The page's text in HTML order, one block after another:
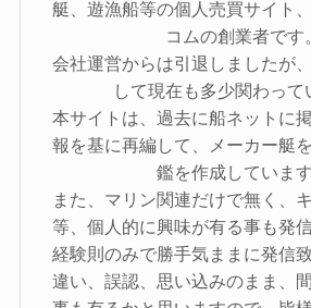
艇、遊漁船等の個人売買サイト
コムの創業者です。
会社運営からは引退しましたが
して現在も多少関わって
本サイトは、過去に船ネットに
報を基に再編して、メーカー艇
鑑を作成しています
また、マリン関連だけで無く、
等、個人的に興味が有る事も発
経験則のみで勝手気ままに発信
違い、誤認、思い込みのまま、